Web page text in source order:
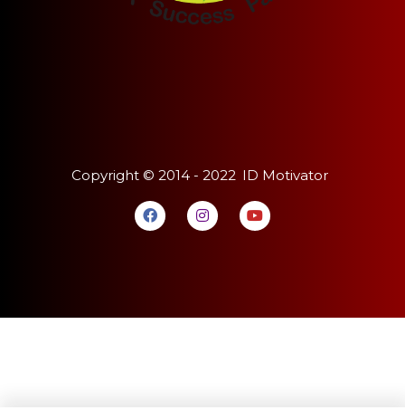
Copyright © 2014 - 2022 ID Motivator